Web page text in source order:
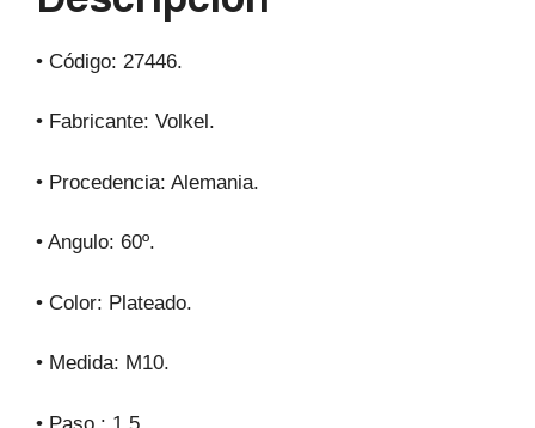
• Código: 27446.
• Fabricante: Volkel.
• Procedencia: Alemania.
• Angulo: 60º.
• Color: Plateado.
• Medida: M10.
• Paso : 1.5.